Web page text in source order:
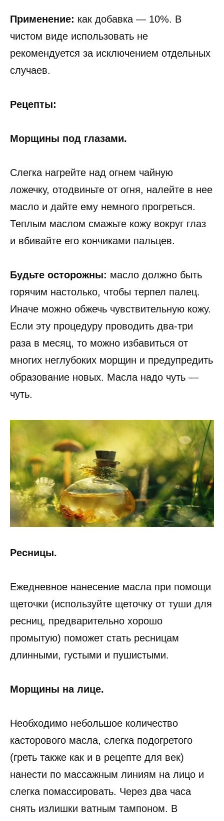
Применение: как добавка — 10%. В
чистом виде использовать не
рекомендуется за исключением отдельных
случаев.
Рецепты:
Морщины под глазами.
Слегка нагрейте над огнем чайную
ложечку, отодвиньте от огня, налейте в нее
масло и дайте ему немного прогреться.
Теплым маслом смажьте кожу вокруг глаз
и вбивайте его кончиками пальцев.
Будьте осторожны: масло должно быть
горячим настолько, чтобы терпел палец.
Иначе можно обжечь чувствительную кожу.
Если эту процедуру проводить два-три
раза в месяц, то можно избавиться от
многих неглубоких морщин и предупредить
образование новых. Масла надо чуть —
чуть.
Ресницы.
Ежедневное нанесение масла при помощи
щеточки (используйте щеточку от туши для
ресниц, предварительно хорошо
промытую) поможет стать ресницам
длинными, густыми и пушистыми.
Морщины на лице.
Необходимо небольшое количество
касторового масла, слегка подогретого
(греть также как и в рецепте для век)
нанести по массажным линиям на лицо и
слегка помассировать. Через два часа
снять излишки ватным тампоном. В